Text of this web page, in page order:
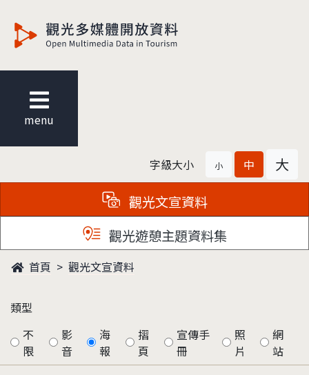
menu
字級大小 小 中 大
觀光文宣資料
觀光遊憩主題資料集
首頁 觀光文宣資料
類型
不
限
影
音
海
報
摺
頁
宣傳手
冊
照
片
網
站